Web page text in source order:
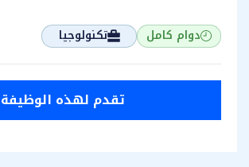
دوام كامل تكنولوجيا
تقدم لهذه الوظيفة
تقدم لهذه الوظيفة